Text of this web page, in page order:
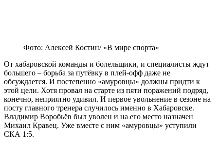
Фото: Алексей Костин/ «В мире спорта»
От хабаровской команды и болельщики, и специалисты ждут
большего – борьба за путёвку в плей-офф даже не
обсуждается. И постепенно «амуровцы» должны придти к
этой цели. Хотя провал на старте из пяти поражений подряд,
конечно, неприятно удивил. И первое увольнение в сезоне на
посту главного тренера случилось именно в Хабаровске.
Владимир Воробьёв был уволен и на его место назначен
Михаил Кравец. Уже вместе с ним «амуровцы» уступили
СКА 1:5.